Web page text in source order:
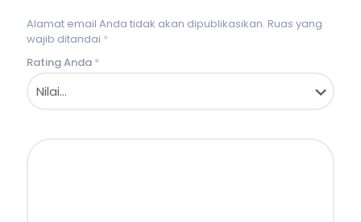
Alamat email Anda tidak akan dipublikasikan. Ruas yang
wajib ditandai *
Rating Anda *